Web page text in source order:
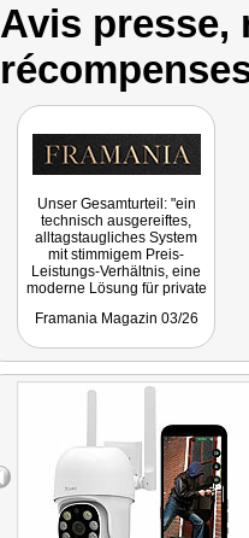
Avis presse,
Unser Gesamturteil: "ein
technisch ausgereiftes,
alltagstaugliches System
mit stimmigem Preis-
Leistungs-Verhältnis, eine
moderne Lösung für private
verlässliche
Framania Magazin 03/26